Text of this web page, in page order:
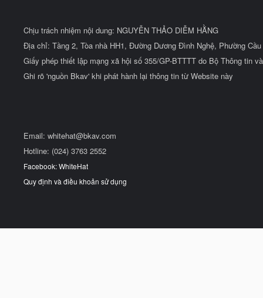
Chịu trách nhiệm nội dung: NGUYỄN THẢO DIỄM HẰNG
Địa chỉ: Tầng 2, Tòa nhà HH1, Đường Dương Đình Nghệ, Phường
Giấy phép thiết lập mạng xã hội số 355/GP-BTTTT do Bộ Thông tin
Ghi rõ 'nguồn Bkav' khi phát hành lại thông tin từ Website này
Email: whitehat@bkav.com
Hotline: (024) 3763 2552
Facebook: WhiteHat
Quy định và điều khoản sử dụng